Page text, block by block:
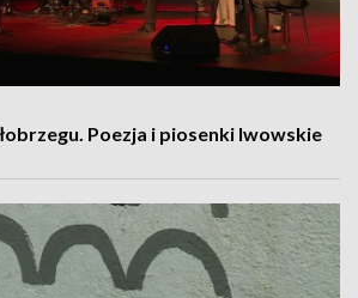
Poezja i piosenki lwowskie